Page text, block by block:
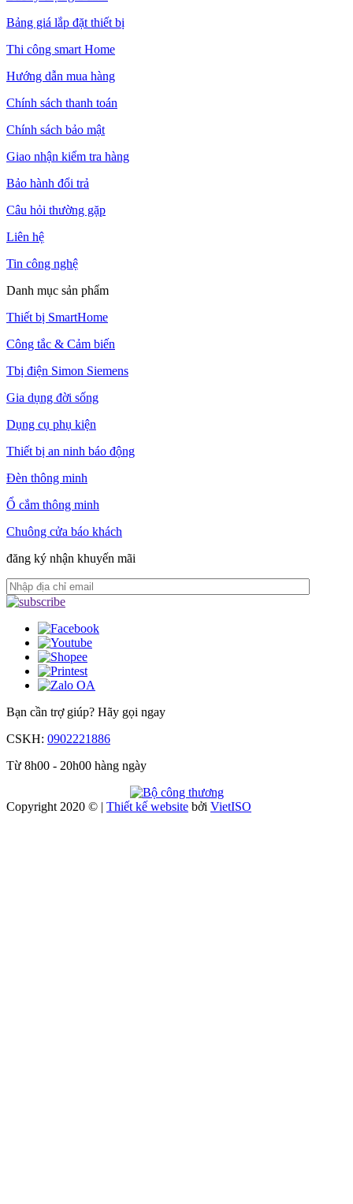
Bảng giá lắp đặt thiết bị
Thi công smart Home
Hướng dẫn mua hàng
Chính sách thanh toán
Chính sách bảo mật
Giao nhận kiểm tra hàng
Bảo hành đổi trả
Câu hỏi thường gặp
Liên hệ
Tin công nghệ
Danh mục sản phẩm
Thiết bị SmartHome
Công tắc & Cảm biến
Tbị điện Simon Siemens
Gia dụng đời sống
Dụng cụ phụ kiện
Thiết bị an ninh báo động
Đèn thông minh
Ổ cắm thông minh
Chuông cửa báo khách
đăng ký nhận khuyến mãi
Bạn cần trợ giúp? Hãy gọi ngay
CSKH: 0902221886
Từ 8h00 - 20h00 hàng ngày
Copyright 2020 © | Thiết kế website bởi VietISO